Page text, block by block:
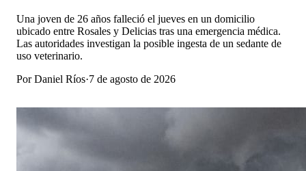
Una joven de 26 años falleció el jueves en un domicilio
ubicado entre Rosales y Delicias tras una emergencia médica.
Las autoridades investigan la posible ingesta de un sedante de
uso veterinario.
PorDaniel Ríos·7 de agosto de 2026